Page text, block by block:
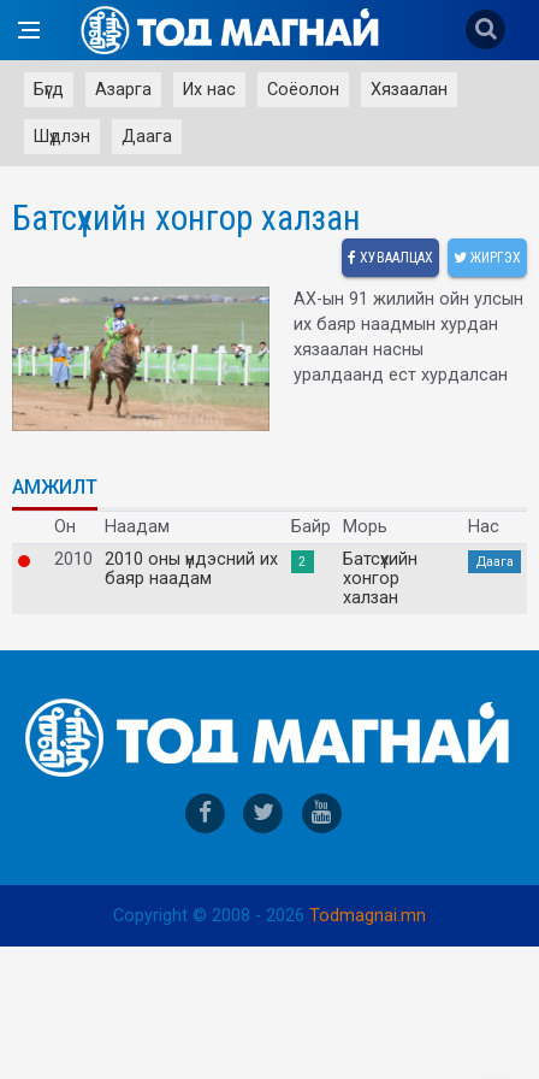
Бүгд Азарга Их нас Соёолон Хязаалан
Шүдлэн Даага
Батсүхийн хонгор халзан
ХУВААЛЦАХ ЖИРГЭХ
АХ-ын 91 жилийн ойн улсын
их баяр наадмын хурдан
хязаалан насны
уралдаанд ест хурдалсан
АМЖИЛТ
Он Наадам Байр Морь
Нас
2010
2010 оны үндэсний их
баяр наадам
2
Батсүхийн
хонгор
халзан
Даага
Copyright © 2008 - 2026 Todmagnai.mn